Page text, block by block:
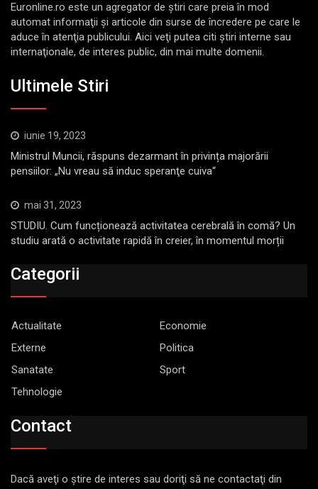
Euronline.ro este un agregator de ştiri care preia în mod
automat informaţii şi articole din surse de încredere pe care le
aduce în atenţia publicului. Aici veţi putea citi ştiri interne sau
internaţionale, de interes public, din mai multe domenii.
Ultimele Stiri
iunie 19, 2023
Ministrul Muncii, răspuns dezarmant în privința majorării
pensiilor: „Nu vreau să induc speranţe cuiva“
mai 31, 2023
STUDIU. Cum funcționează activitatea cerebrală în comă? Un
studiu arată o activitate rapidă în creier, în momentul morții
Categorii
Actualitate
Economie
Externe
Politica
Sanatate
Sport
Tehnologie
Contact
Dacă aveţi o ştire de interes sau doriţi să ne contactaţi din